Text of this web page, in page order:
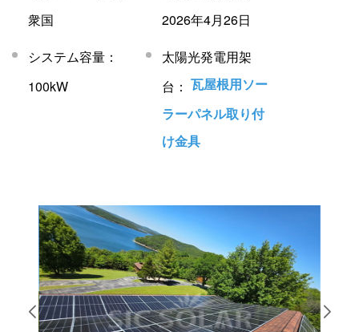
衆国 2026年4月26日
システム容量：
100kW
太陽光発電用架
台：瓦屋根用ソー
ラーパネル取り付
け金具